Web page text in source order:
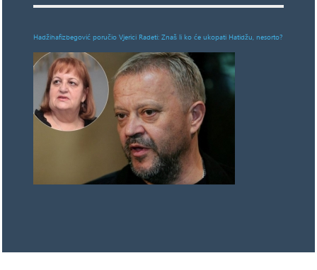
Hadžihafizbegović poručio Vjerici Radeti: Znaš li ko će ukopati Hatidžu, nesorto?